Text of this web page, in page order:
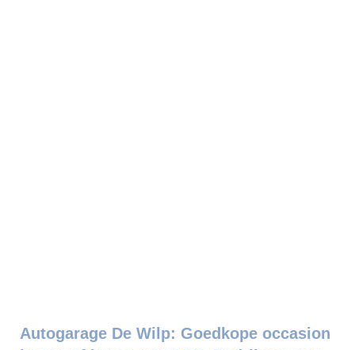
Autogarage De Wilp: Goedkope occasion